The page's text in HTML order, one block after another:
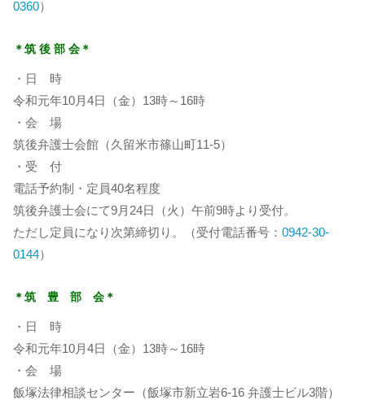
0360）
＊筑 後 部 会＊
・日 時
令和元年10月4日（金）13時～16時
・会 場
筑後弁護士会館（久留米市篠山町11-5）
・受 付
電話予約制・定員40名程度
筑後弁護士会にて9月24日（火）午前9時より受付。
ただし定員になり次第締切り。（受付電話番号： 0942-30-
0144）
＊筑 豊 部 会＊
・日 時
令和元年10月4日（金）13時～16時
・会 場
飯塚法律相談センター（飯塚市新立岩6-16 弁護士ビル3階）